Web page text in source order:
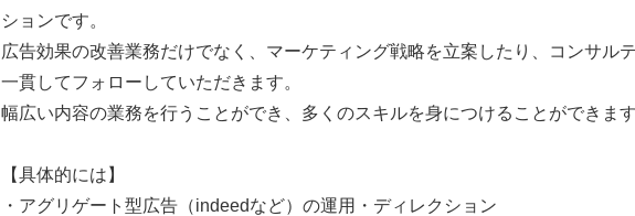
ションです。
広告効果の改善業務だけでなく、マーケティング戦略を立案したり、コンサル
一貫してフォローしていただきます。
幅広い内容の業務を行うことができ、多くのスキルを身につけることができます
【具体的には】
・アグリゲート型広告（indeedなど）の運用・ディレクション